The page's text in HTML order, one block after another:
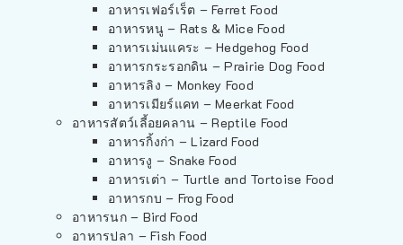
อาหารเฟอร์เร็ต – Ferret Food
อาหารหนู – Rats & Mice Food
อาหารเม่นแคระ – Hedgehog Food
อาหารกระรอกดิน – Prairie Dog Food
อาหารลิง – Monkey Food
อาหารเมียร์แคท – Meerkat Food
อาหารสัตว์เลี้อยคลาน – Reptile Food
อาหารกิ้งก่า – Lizard Food
อาหารงู – Snake Food
อาหารเต่า – Turtle and Tortoise Food
อาหารกบ – Frog Food
อาหารนก – Bird Food
อาหารปลา – Fish Food